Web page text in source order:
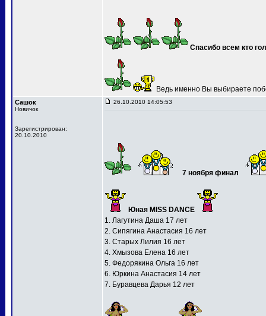
Спасибо всем кто
Ведь именно Вы выбираете
Сашок
Новичок
Зарегистрирован:
20.10.2010
26.10.2010 14:05:53
7 ноября финал
Юная MISS DANCE
1. Лагутина Даша 17 лет
2. Сипягина Анастасия 16 лет
3. Старых Лилия 16 лет
4. Хмызова Елена 16 лет
5. Федорякина Ольга 16 лет
6. Юркина Анастасия 14 лет
7. Буравцева Дарья 12 лет